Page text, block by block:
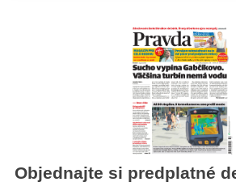
Objednajte si predplatné